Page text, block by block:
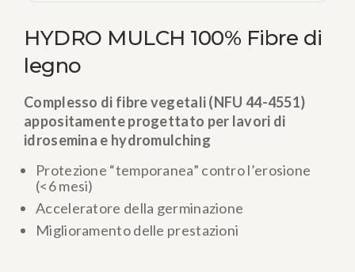
HYDRO MULCH 100% Fibre di
legno
Complesso di fibre vegetali (NFU 44-4551)
appositamente progettato per lavori di
idrosemina e hydromulching
Protezione “temporanea” contro l’erosione
(<6 mesi)
Acceleratore della germinazione
Miglioramento delle prestazioni